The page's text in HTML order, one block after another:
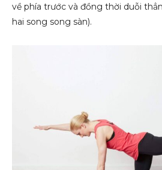
về phía trước và đồng thời duỗi
hai song song sàn).